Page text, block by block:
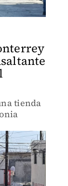
tienda